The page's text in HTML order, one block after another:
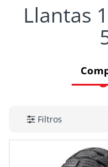
Llantas
Filtros